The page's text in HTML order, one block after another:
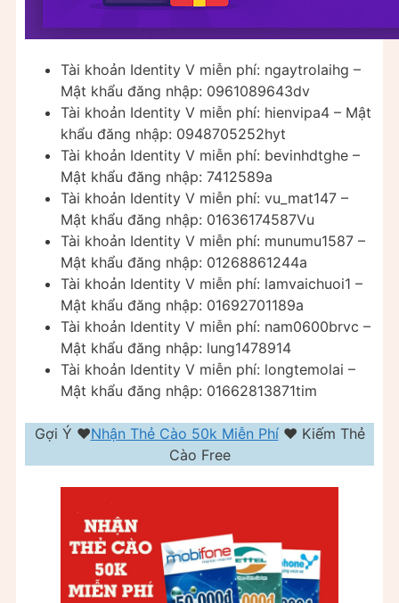
Tài khoản Identity V miễn phí: ngaytrolaihg –
Mật khẩu đăng nhập: 0961089643dv
Tài khoản Identity V miễn phí: hienvipa4 – Mật
khẩu đăng nhập: 0948705252hyt
Tài khoản Identity V miễn phí: bevinhdtghe –
Mật khẩu đăng nhập: 7412589a
Tài khoản Identity V miễn phí: vu_mat147 –
Mật khẩu đăng nhập: 01636174587Vu
Tài khoản Identity V miễn phí: munumu1587 –
Mật khẩu đăng nhập: 01268861244a
Tài khoản Identity V miễn phí: lamvaichuoi1 –
Mật khẩu đăng nhập: 01692701189a
Tài khoản Identity V miễn phí: nam0600brvc –
Mật khẩu đăng nhập: lung1478914
Tài khoản Identity V miễn phí: longtemolai –
Mật khẩu đăng nhập: 01662813871tim
Gợi Ý ❤️️Nhận Thẻ Cào 50k Miễn Phí❤️ Kiếm Thẻ
Cào Free